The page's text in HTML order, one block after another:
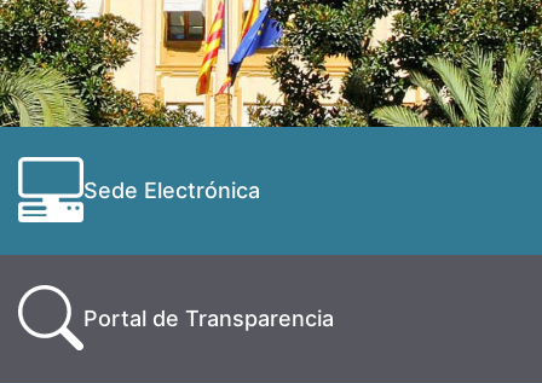
Sede Electrónica
Portal de Transparencia